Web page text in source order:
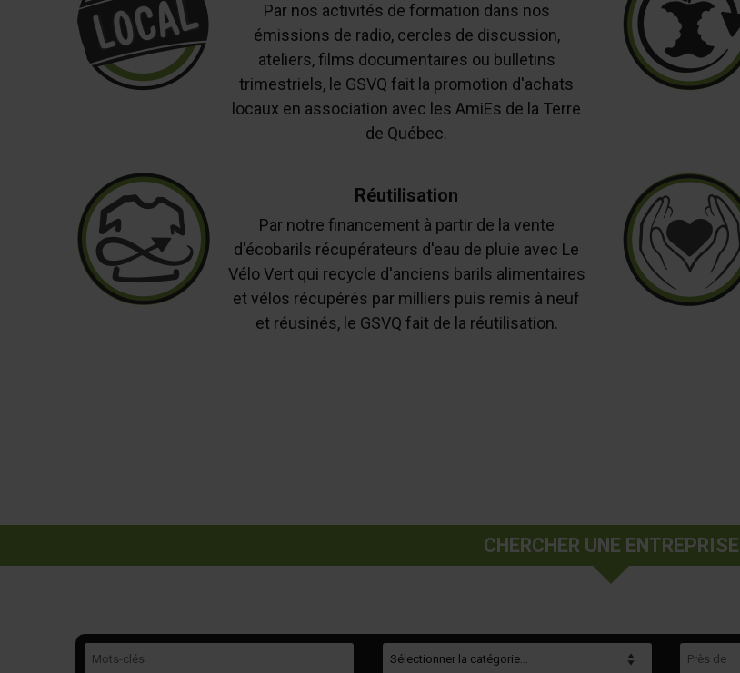
Par nos activités de formation dans nos
émissions de radio, cercles de discussion,
ateliers, films documentaires ou bulletins
trimestriels, le GSVQ fait la promotion d'achats
locaux en association avec les AmiEs de la Terre
de Québec.
Réutilisation
Par notre financement à partir de la vente
d'écobarils récupérateurs d'eau de pluie avec Le
Vélo Vert qui recycle d'anciens barils alimentaires
et vélos récupérés par milliers puis remis à neuf
et réusinés, le GSVQ fait de la réutilisation.
CHERCHER UNE ENTREPRISE